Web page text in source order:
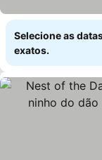
Selecione as
exatos.